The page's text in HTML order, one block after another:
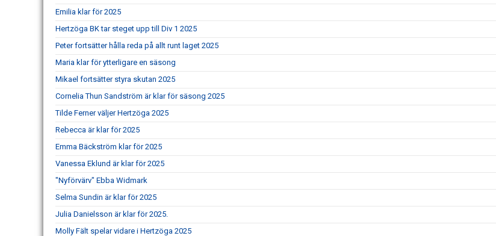
Emilia klar för 2025
Hertzöga BK tar steget upp till Div 1 2025
Peter fortsätter hålla reda på allt runt laget 2025
Maria klar för ytterligare en säsong
Mikael fortsätter styra skutan 2025
Cornelia Thun Sandström är klar för säsong 2025
Tilde Ferner väljer Hertzöga 2025
Rebecca är klar för 2025
Emma Bäckström klar för 2025
Vanessa Eklund är klar för 2025
"Nyförvärv" Ebba Widmark
Selma Sundin är klar för 2025
Julia Danielsson är klar för 2025.
Molly Fält spelar vidare i Hertzöga 2025